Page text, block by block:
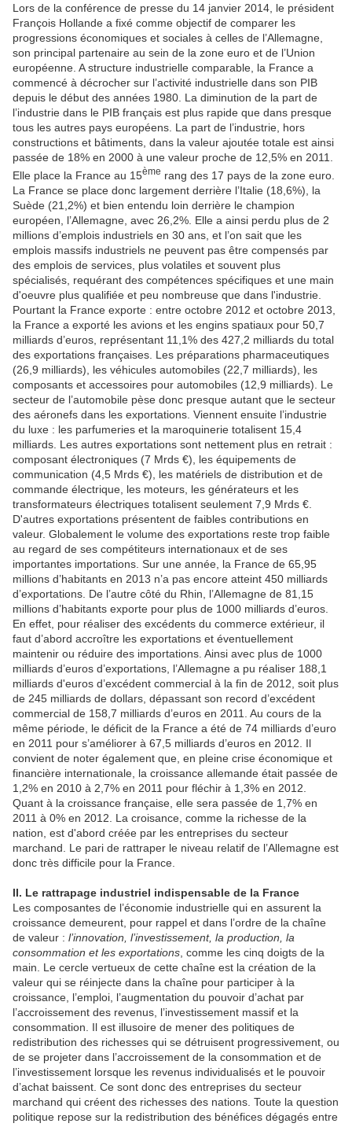
Lors de la conférence de presse du 14 janvier 2014, le président
François Hollande a fixé comme objectif de comparer les
progressions économiques et sociales à celles de l’Allemagne,
son principal partenaire au sein de la zone euro et de l’Union
européenne. A structure industrielle comparable, la France a
commencé à décrocher sur l’activité industrielle dans son PIB
depuis le début des années 1980. La diminution de la part de
l’industrie dans le PIB français est plus rapide que dans presque
tous les autres pays européens. La part de l’industrie, hors
constructions et bâtiments, dans la valeur ajoutée totale est ainsi
passée de 18% en 2000 à une valeur proche de 12,5% en 2011.
Elle place la France au 15ème rang des 17 pays de la zone euro.
La France se place donc largement derrière l’Italie (18,6%), la
Suède (21,2%) et bien entendu loin derrière le champion
européen, l’Allemagne, avec 26,2%. Elle a ainsi perdu plus de 2
millions d’emplois industriels en 30 ans, et l’on sait que les
emplois massifs industriels ne peuvent pas être compensés par
des emplois de services, plus volatiles et souvent plus
spécialisés, requérant des compétences spécifiques et une main
d'oeuvre plus qualifiée et peu nombreuse que dans l'industrie.
Pourtant la France exporte : entre octobre 2012 et octobre 2013,
la France a exporté les avions et les engins spatiaux pour 50,7
milliards d’euros, représentant 11,1% des 427,2 milliards du total
des exportations françaises. Les préparations pharmaceutiques
(26,9 milliards), les véhicules automobiles (22,7 milliards), les
composants et accessoires pour automobiles (12,9 milliards). Le
secteur de l’automobile pèse donc presque autant que le secteur
des aéronefs dans les exportations. Viennent ensuite l’industrie
du luxe : les parfumeries et la maroquinerie totalisent 15,4
milliards. Les autres exportations sont nettement plus en retrait :
composant électroniques (7 Mrds €), les équipements de
communication (4,5 Mrds €), les matériels de distribution et de
commande électrique, les moteurs, les générateurs et les
transformateurs électriques totalisent seulement 7,9 Mrds €.
D'autres exportations présentent de faibles contributions en
valeur. Globalement le volume des exportations reste trop faible
au regard de ses compétiteurs internationaux et de ses
importantes importations. Sur une année, la France de 65,95
millions d’habitants en 2013 n’a pas encore atteint 450 milliards
d’exportations. De l’autre côté du Rhin, l’Allemagne de 81,15
millions d’habitants exporte pour plus de 1000 milliards d’euros.
En effet, pour réaliser des excédents du commerce extérieur, il
faut d’abord accroître les exportations et éventuellement
maintenir ou réduire des importations. Ainsi avec plus de 1000
milliards d’euros d’exportations, l’Allemagne a pu réaliser 188,1
milliards d'euros d’excédent commercial à la fin de 2012, soit plus
de 245 milliards de dollars, dépassant son record d’excédent
commercial de 158,7 milliards d’euros en 2011. Au cours de la
même période, le déficit de la France a été de 74 milliards d’euro
en 2011 pour s’améliorer à 67,5 milliards d’euros en 2012. Il
convient de noter également que, en pleine crise économique et
financière internationale, la croissance allemande était passée de
1,2% en 2010 à 2,7% en 2011 pour fléchir à 1,3% en 2012.
Quant à la croissance française, elle sera passée de 1,7% en
2011 à 0% en 2012. La croisance, comme la richesse de la
nation, est d'abord créée par les entreprises du secteur
marchand. Le pari de rattraper le niveau relatif de l’Allemagne est
donc très difficile pour la France.
II. Le rattrapage industriel indispensable de la France
Les composantes de l’économie industrielle qui en assurent la
croissance demeurent, pour rappel et dans l’ordre de la chaîne
de valeur : l’innovation, l’investissement, la production, la
consommation et les exportations , comme les cinq doigts de la
main. Le cercle vertueux de cette chaîne est la création de la
valeur qui se réinjecte dans la chaîne pour participer à la
croissance, l’emploi, l’augmentation du pouvoir d’achat par
l’accroissement des revenus, l’investissement massif et la
consommation. Il est illusoire de mener des politiques de
redistribution des richesses qui se détruisent progressivement, ou
de se projeter dans l’accroissement de la consommation et de
l’investissement lorsque les revenus individualisés et le pouvoir
d’achat baissent. Ce sont donc des entreprises du secteur
marchand qui créent des richesses des nations. Toute la question
politique repose sur la redistribution des bénéfices dégagés entre